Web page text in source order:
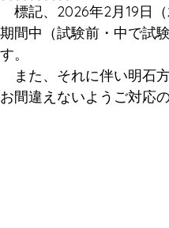
ール アジリティス
スクールバス すず
標記、2026年2月19日
期間中（試験前・中で試
す。
また、それに伴い明石
お間違えないようご対応